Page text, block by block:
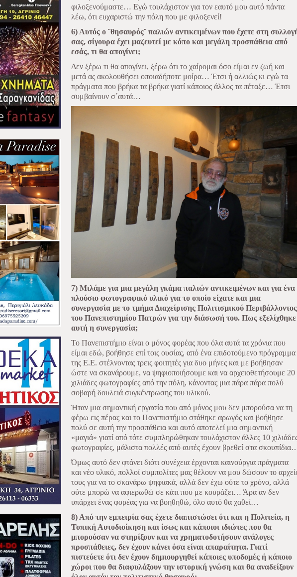
φιλοξενούμαστε… Εγώ τουλάχιστον για τον εαυτό μου αυτό πάντα
λέω, ότι ευχαριστώ την πόλη που με φιλοξενεί!
6) Αυτός ο ¨θησαυρός¨ παλιών αντικειμένων που έχετε στη
σας, σίγουρα έχει μαζευτεί με κόπο και μεγάλη προσπάθεια από
εσάς, τι θα απογίνει;
Δεν ξέρω τι θα απογίνει, ξέρω ότι το χαίρομαι όσο είμαι εν ζωή και
μετά ας ακολουθήσει οποιαδήποτε μοίρα… Έτσι ή αλλιώς κι εγώ τα
πράγματα που βρήκα τα βρήκα γιατί κάποιος άλλος τα πέταξε… Έτσι
συμβαίνουν σ΄αυτά…
7) Μιλάμε για μια μεγάλη γκάμα παλιών αντικειμένων και για ένα
πλούσιο φωτογραφικό υλικό για το οποίο είχατε και μια
συνεργασία με το τμήμα Διαχείρισης Πολιτισμικού Περιβάλλοντος
του Πανεπιστημίου Πατρών για την διάσωσή του. Πως εξελίχθηκε
αυτή η συνεργασία;
Το Πανεπιστήμιο είναι ο μόνος φορέας που όλα αυτά τα χρόνια που
είμαι εδώ, βοήθησε επί τοις ουσίας, από ένα επιδοτούμενο πρόγραμμα
της Ε.Ε. στέλνοντας τρεις φοιτητές για δυο μήνες και με βοήθησαν
ώστε να σκανάρουμε, να ψηφιοποιήσουμε και να αρχειοθετήσουμε 20
χιλιάδες φωτογραφίες από την πόλη, κάνοντας μια πάρα πάρα πολύ
σοβαρή δουλειά συγκέντρωσης του υλικού.
Ήταν μια σημαντική εργασία που από μόνος μου δεν μπορούσα να τη
φέρω εις πέρας και το Πανεπιστήμιο στάθηκε αρωγός και βοήθησε
πολύ σε αυτή την προσπάθεια και αυτό αποτελεί μια σημαντική
«μαγιά» γιατί από τότε συμπληρώθηκαν τουλάχιστον άλλες 10
φωτογραφίες, μάλιστα πολλές από αυτές έχουν βρεθεί στα
Όμως αυτό δεν φτάνει διότι συνέχεια έρχονται καινούργια πράγματα
και νέο υλικό, πολλοί συμπολίτες μας θέλουν να μου δώσουν το
τους για να το σκανάρω ψηφιακά, αλλά δεν έχω ούτε το χρόνο, αλλά
ούτε μπορώ να αφιερωθώ σε κάτι που με κουράζει… Άρα αν δεν
υπάρχει ένας φορέας για να βοηθηθώ, όλο αυτό θα χαθεί…
8) Από την εμπειρία σας έχετε διαπιστώσει ότι και η Πολιτεία, η
Τοπική Αυτοδιοίκηση και ίσως και κάποιοι ιδιώτες που θα
μπορούσαν να στηρίξουν και να χρηματοδοτήσουν ανάλογες
προσπάθειες, δεν έχουν κάνει όσα είναι απαραίτητα. Γιατί
πιστεύετε ότι δεν έχουν δημιουργηθεί κάποιες υποδομές ή κάποιο
χώροι που θα διαφυλάξουν την ιστορική γνώση και θα αναδείξουν